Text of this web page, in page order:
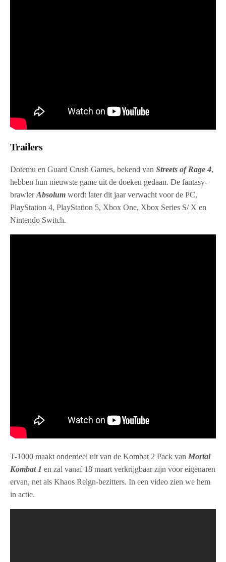
Trailers
Dotemu en Guard Crush Games, bekend vanStreets of Rage 4,
hebben hun nieuwste game uit de doeken gedaan. De fantasy-
brawlerAbsolum wordt later dit jaar verwacht voor de PC,
PlayStation 4, PlayStation 5, Xbox One, Xbox Series S/ X en
Nintendo Switch.
T-1000 maakt onderdeel uit van de Kombat 2 Pack van Mortal
Kombat 1 en zal vanaf 18 maart verkrijgbaar zijn voor eigenaren
ervan, net als Khaos Reign-bezitters. In een video zien we hem
in actie.